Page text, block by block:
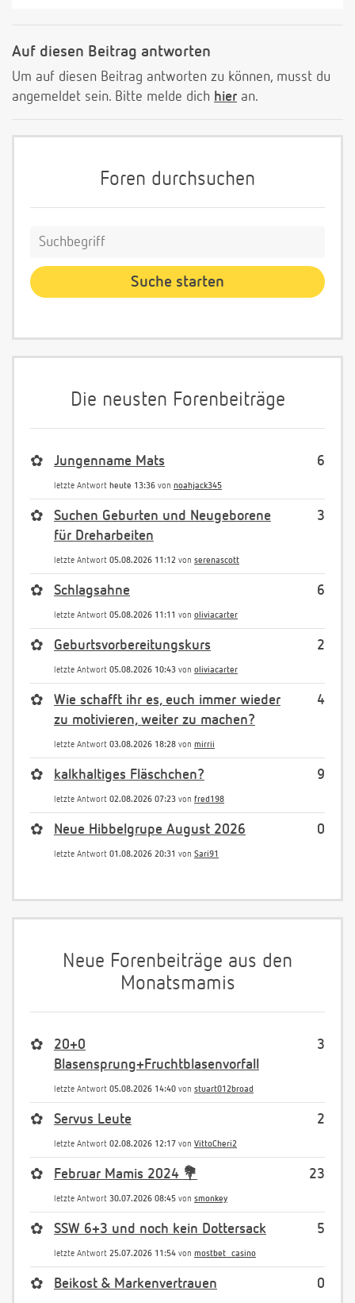
Auf diesen Beitrag antworten
Um auf diesen Beitrag antworten zu können, musst du
angemeldet sein. Bitte melde dich hier an.
Foren durchsuchen
Die neusten Forenbeiträge
6
✿ Jungenname Mats
letzte Antwort heute 13:36 von noahjack345
3
✿
Suchen Geburten und Neugeborene
für Dreharbeiten
letzte Antwort 05.08.2026 11:12 von serenascott
6
✿ Schlagsahne
letzte Antwort 05.08.2026 11:11 von oliviacarter
2
✿ Geburtsvorbereitungskurs
letzte Antwort 05.08.2026 10:43 von oliviacarter
4
✿
Wie schafft ihr es, euch immer wieder
zu motivieren, weiter zu machen?
letzte Antwort 03.08.2026 18:28 von mirrii
9
✿ kalkhaltiges Fläschchen?
letzte Antwort 02.08.2026 07:23 von fred198
0
✿ Neue Hibbelgrupe August 2026
letzte Antwort 01.08.2026 20:31 von Sari91
Neue Forenbeiträge aus den
Monatsmamis
3
✿
20+0
Blasensprung+Fruchtblasenvorfall
letzte Antwort 05.08.2026 14:40 von stuart012broad
2
✿ Servus Leute
letzte Antwort 02.08.2026 12:17 von VittoCheri2
23
✿ Februar Mamis 2024 💐
letzte Antwort 30.07.2026 08:45 von smonkey
5
✿ SSW 6+3 und noch kein Dottersack
letzte Antwort 25.07.2026 11:54 von mostbet_casino
0
✿ Beikost & Markenvertrauen